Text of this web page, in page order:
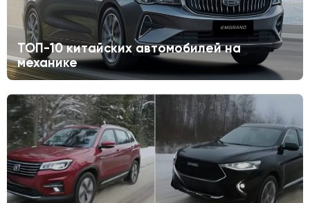
ТОП-10 китайских автомобилей на
механике